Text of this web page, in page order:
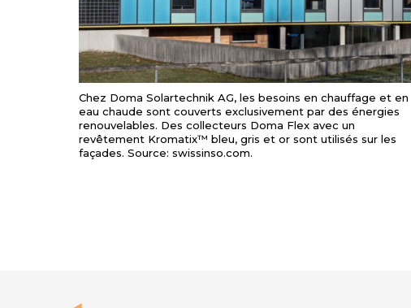
Chez Doma Solartechnik AG, les besoins en chauffage et en
eau chaude sont couverts exclusivement par des énergies
renouvelables. Des collecteurs Doma Flex avec un
revêtement Kromatix™ bleu, gris et or sont utilisés sur les
façades. Source: swissinso.com.